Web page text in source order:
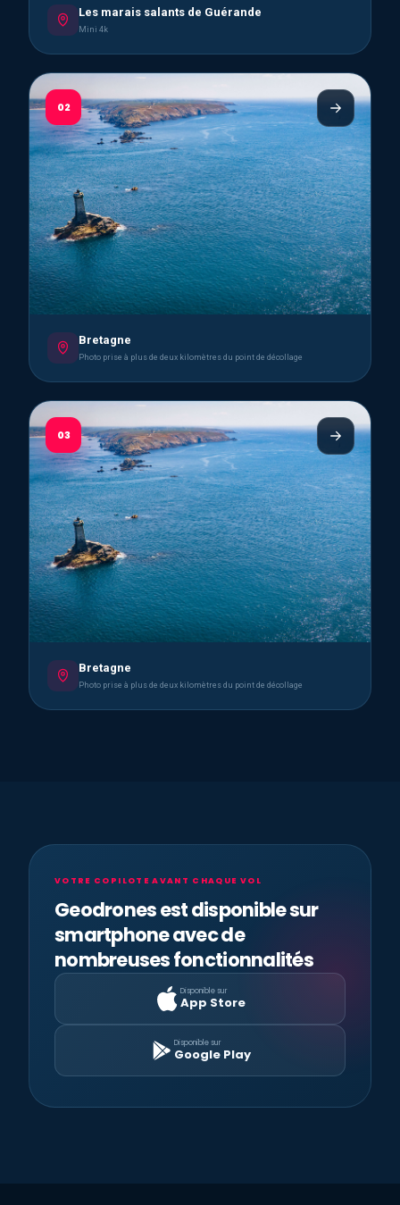
Les marais salants de Guérande
Mini 4k
02
Bretagne
Photo prise à plus de deux kilomètres du point de décollage
03
Bretagne
Photo prise à plus de deux kilomètres du point de décollage
VOTRE COPILOTE AVANT CHAQUE VOL
Geodrones est disponible sur
smartphone avec de
nombreuses fonctionnalités
Disponible sur
App Store
Disponible sur
Google Play